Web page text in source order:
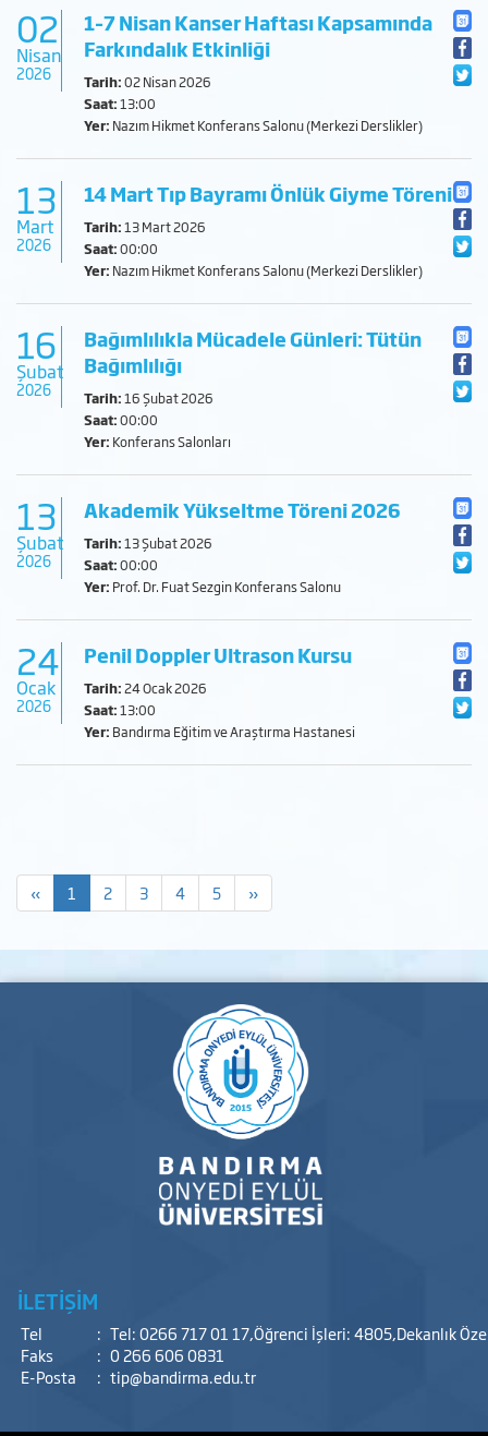
02
Nisan
2026
1–7 Nisan Kanser Haftası Kapsamında
Farkındalık Etkinliği
Tarih:02 Nisan 2026
Saat:13:00
Yer: Nazım Hikmet Konferans Salonu (Merkezi Derslikler)
13
Mart
2026
14 Mart Tıp Bayramı Önlük Giyme Töreni
Tarih:13 Mart 2026
Saat:00:00
Yer: Nazım Hikmet Konferans Salonu (Merkezi Derslikler)
16
Şubat
2026
Bağımlılıkla Mücadele Günleri: Tütün
Bağımlılığı
Tarih:16 Şubat 2026
Saat:00:00
Yer: Konferans Salonları
13
Şubat
2026
Akademik Yükseltme Töreni 2026
Tarih:13 Şubat 2026
Saat:00:00
Yer: Prof. Dr. Fuat Sezgin Konferans Salonu
24
Ocak
2026
Penil Doppler Ultrason Kursu
Tarih:24 Ocak 2026
Saat:13:00
Yer: Bandırma Eğitim ve Araştırma Hastanesi
« 1 2 3 4 5 »
İLETİŞİM
Tel : Tel: 0266 717 01 17,Öğrenci İşleri: 4805,Dekanlık
Faks
: 0 266 606 0831
E-Posta
: tip@bandirma.edu.tr